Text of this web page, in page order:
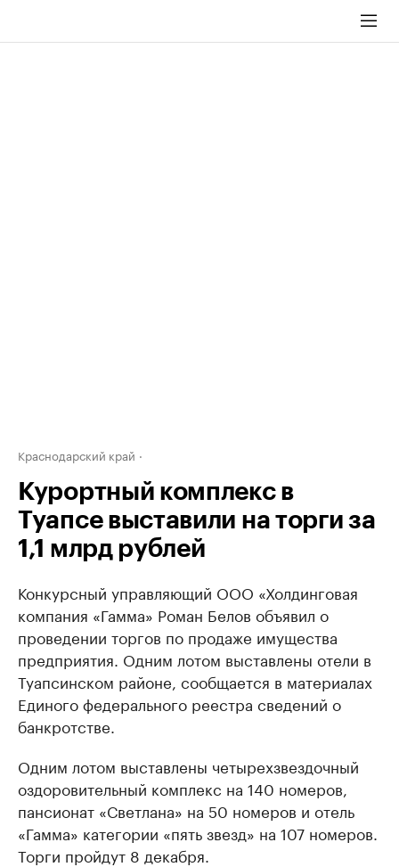
Краснодарский край
Курортный комплекс в
Туапсе выставили на торги за
1,1 млрд рублей
Конкурсный управляющий ООО «Холдинговая
компания «Гамма» Роман Белов объявил о
проведении торгов по продаже имущества
предприятия. Одним лотом выставлены отели в
Туапсинском районе, сообщается в материалах
Единого федерального реестра сведений о
банкротстве.
Одним лотом выставлены четырехзвездочный
оздоровительный комплекс на 140 номеров,
пансионат «Светлана» на 50 номеров и отель
«Гамма» категории «пять звезд» на 107 номеров.
Торги пройдут 8 декабря.